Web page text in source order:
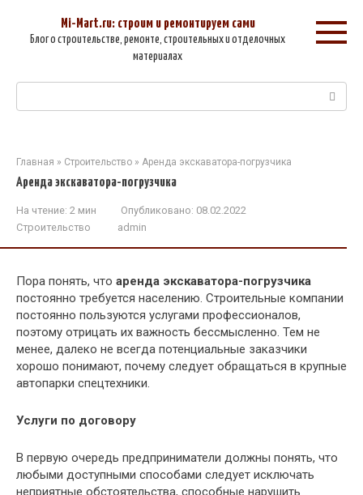
контенту
Mi-Mart.ru: строим и ремонтируем сами
Блог о строительстве, ремонте, строительных и отделочных
материалах
Поиск:
Главная » Строительство » Аренда экскаватора-погрузчика
Аренда экскаватора-погрузчика
На чтение: 2 мин Опубликовано: 08.02.2022
Строительство
admin
Пора понять, что аренда экскаватора-погрузчика
постоянно требуется населению. Строительные компании
постоянно пользуются услугами профессионалов,
поэтому отрицать их важность бессмысленно. Тем не
менее, далеко не всегда потенциальные заказчики
хорошо понимают, почему следует обращаться в крупные
автопарки спецтехники.
Услуги по договору
В первую очередь предприниматели должны понять, что
любыми доступными способами следует исключать
неприятные обстоятельства, способные нарушить